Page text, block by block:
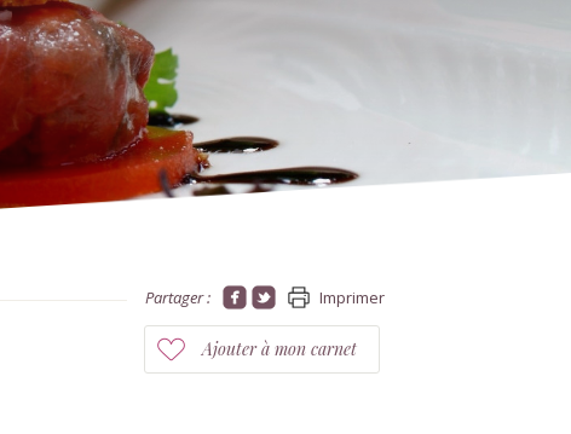
Partager : Imprimer
Ajouter à mon carnet